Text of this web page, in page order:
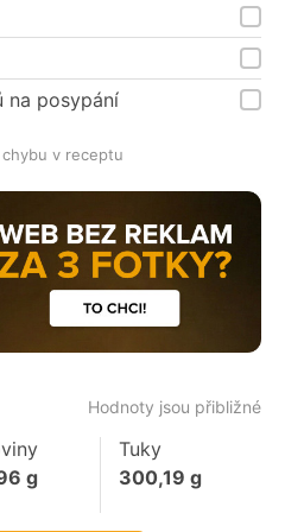
na posypání
chybu v receptu
Hodnoty jsou přibližné
g
Tuky
300,19 g